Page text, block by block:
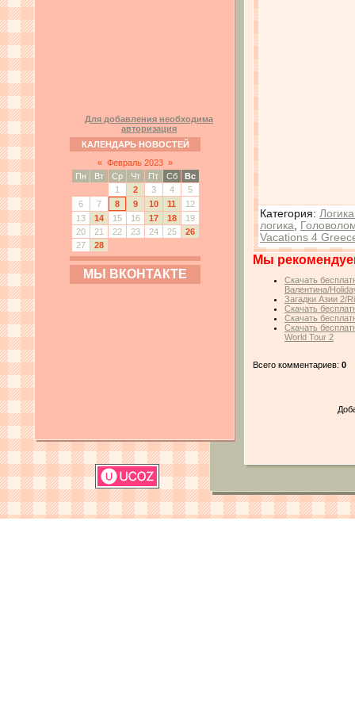
Для добавления необходима
авторизация
КАЛЕНДАРЬ НОВОСТЕЙ
« Февраль 2023 »
Пн
Вт Ср Чт Пт Сб
Вс
1
2 3 4
5
6
7 8 9 10 11
12
13
14 15 16 17 18
19
20
21 22 23 24 25
26
27
28
МЫ ВКОНТАКТЕ
Категория:
логика
Vacations 4
Мы
Скачать
Валентина/
Загадки Азии 2/
Скачать
Скачать
Скачать
World Tour 2
Всего комментариев: 0